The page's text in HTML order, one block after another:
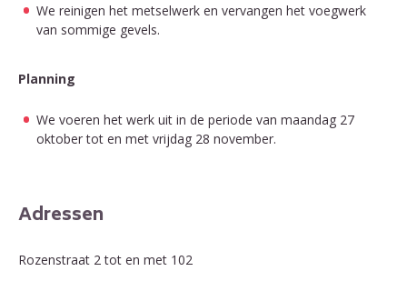
We reinigen het metselwerk en vervangen het voegwerk
van sommige gevels.
Planning
We voeren het werk uit in de periode van maandag 27
oktober tot en met vrijdag 28 november.
Adressen
Rozenstraat 2 tot en met 102